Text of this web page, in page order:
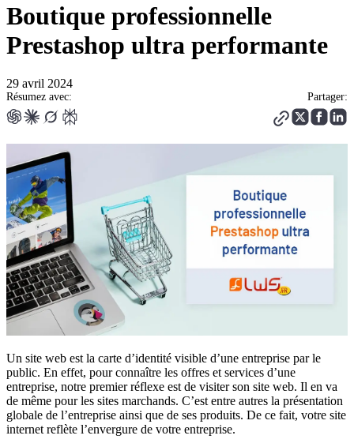
Boutique professionnelle
Prestashop ultra performante
29 avril 2024
Résumez avec: Partager:
Un site web est la carte d’identité visible d’une entreprise par le
public. En effet, pour connaître les offres et services d’une
entreprise, notre premier réflexe est de visiter son site web. Il en va
de même pour les sites marchands. C’est entre autres la présentation
globale de l’entreprise ainsi que de ses produits. De ce fait, votre site
internet reflète l’envergure de votre entreprise.